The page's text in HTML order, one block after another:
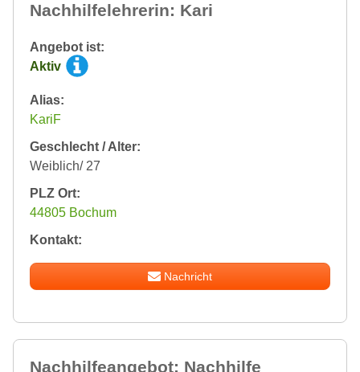
Nachhilfelehrerin: Kari
Angebot ist:
Aktiv
Alias:
KariF
Geschlecht / Alter:
Weiblich/ 27
PLZ Ort:
44805 Bochum
Kontakt:
Nachricht
Nachhilfeangebot: Nachhilfe